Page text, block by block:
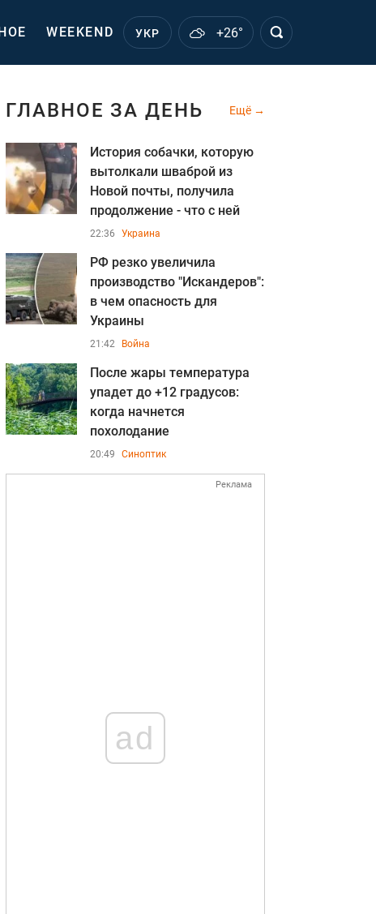
WEEKEND УКР +26°
ГЛАВНОЕ ЗА ДЕНЬ Ещё
История собачки, которую
вытолкали шваброй из
Новой почты, получила
продолжение - что с ней
22:36 Украина
РФ резко увеличила
производство "Искандеров":
в чем опасность для
Украины
21:42 Война
После жары температура
упадет до +12 градусов:
когда начнется
похолодание
20:49 Синоптик
Реклама
ad